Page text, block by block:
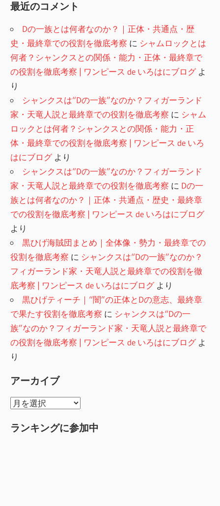
最近のコメント
Dの一族とは何者なのか？｜正体・共通点・歴
史・最終章での役割を徹底考察 に シャムロックとは
何者？シャンクスとの関係・能力・正体・最終章で
の役割を徹底考察 | ワンピース de いろはにブログよ
り
シャンクスは“Dの一族”なのか？フィガーランド
家・天竜人説と最終章での役割を徹底考察 に シャム
ロックとは何者？シャンクスとの関係・能力・正
体・最終章での役割を徹底考察 | ワンピース de いろ
はにブログより
シャンクスは“Dの一族”なのか？フィガーランド
家・天竜人説と最終章での役割を徹底考察 に Dの一
族とは何者なのか？｜正体・共通点・歴史・最終章
での役割を徹底考察 | ワンピース de いろはにブログ
より
黒ひげ海賊団まとめ｜全体像・勢力・最終章での
役割を徹底考察 に シャンクスは“Dの一族”なのか？
フィガーランド家・天竜人説と最終章での役割を徹
底考察 | ワンピース de いろはにブログより
黒ひげティーチ｜“闇”の正体とDの意志、最終章
で果たす役割を徹底考察 に シャンクスは“Dの一
族”なのか？フィガーランド家・天竜人説と最終章で
の役割を徹底考察 | ワンピース de いろはにブログよ
り
アーカイブ
ア
カ
ランキングに参加中